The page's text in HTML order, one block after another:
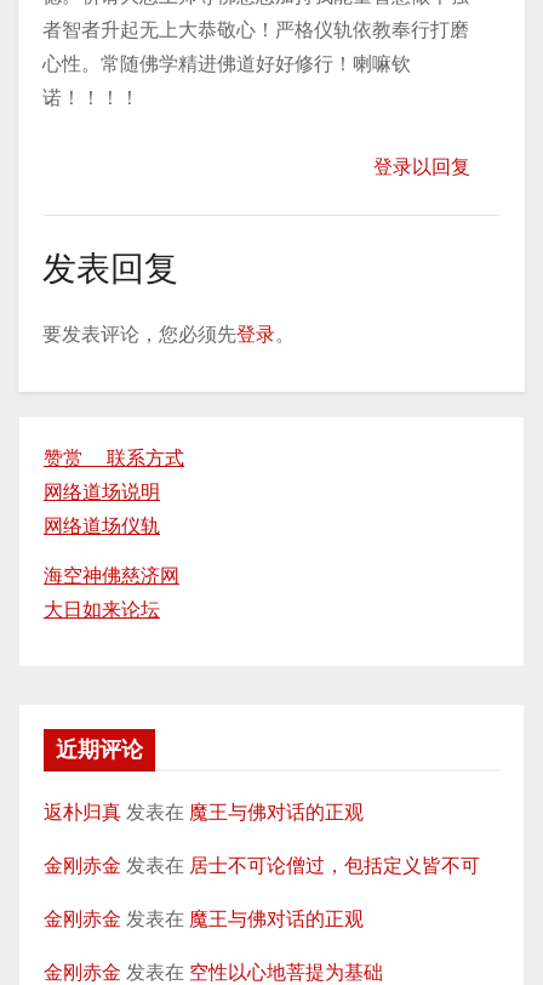
者智者升起无上大恭敬心！严格仪轨依教奉行打磨
心性。常随佛学精进佛道好好修行！喇嘛钦
诺！！！！
登录以回复
发表回复
要发表评论，您必须先登录。
赞赏 联系方式
网络道场说明
网络道场仪轨
海空神佛慈济网
大日如来论坛
近期评论
返朴归真 发表在 魔王与佛对话的正观
金刚赤金 发表在 居士不可论僧过，包括定义皆不可
金刚赤金 发表在 魔王与佛对话的正观
金刚赤金 发表在 空性以心地菩提为基础